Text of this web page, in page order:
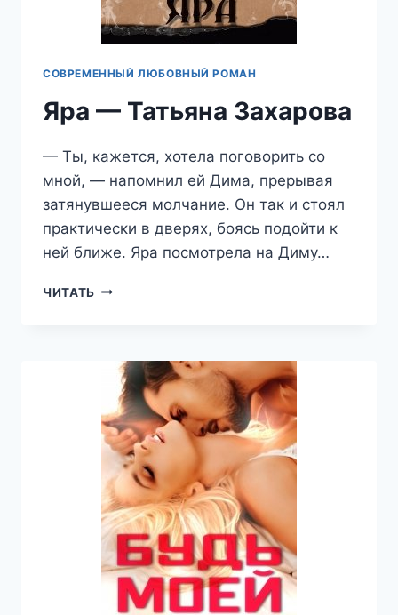
СОВРЕМЕННЫЙ ЛЮБОВНЫЙ РОМАН
Яра — Татьяна Захарова
— Ты, кажется, хотела поговорить со
мной, — напомнил ей Дима, прерывая
затянувшееся молчание. Он так и стоял
практически в дверях, боясь подойти к
ней ближе. Яра посмотрела на Диму…
ЧИТАТЬ ЯРА